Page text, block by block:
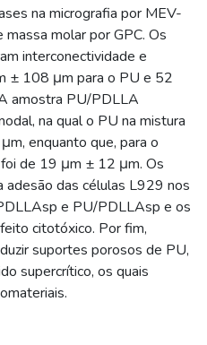
na micrografia por MEV-
molar por GPC. Os
interconectividade e
± 108 μm para o PU e 52
amostra PU/PDLLA
na qual o PU na mistura
enquanto que, para o
de 19 μm ± 12 μm. Os
das células L929 nos
e PU/PDLLAsp e os
citotóxico. Por fim,
suportes porosos de PU,
supercrítico, os quais